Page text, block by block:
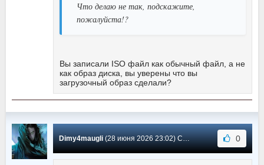
Что делаю не так, подскажите,
пожалуйста!?
Вы записали ISO файл как обычный файл, а не
как образ диска, вы уверены что вы
загрузочный образ сделали?
Dimy4maugli(28 июня 2026 23:02) Сообщение #33 0